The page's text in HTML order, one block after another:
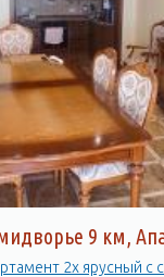
9 км,
2х ярусный с